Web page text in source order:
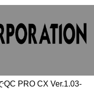
QC PRO CX Ver.1.03-